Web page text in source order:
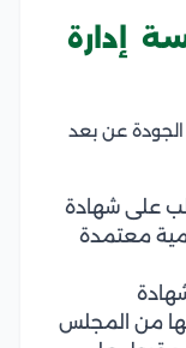
إدارة
الجودة عن بعد
على شهادة
معتمدة
من المجلس